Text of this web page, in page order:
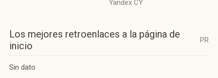
Yandex CY
Los mejores retroenlaces a la página de
inicio
PR
Sin dato